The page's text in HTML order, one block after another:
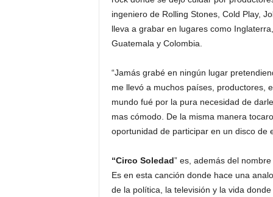
ingeniero de Rolling Stones, Cold Play,
lleva a grabar en lugares como
Guatemala y Colombia.
“Jamás grabé en ningún lugar
me llevó a muchos países, productores,
mundo fué por la pura necesidad de
mas cómodo. De la misma manera
oportunidad de participar en un disco de
“Circo Soledad” es, además del
Es en esta canción donde hace una
de la política, la televisión y la vida